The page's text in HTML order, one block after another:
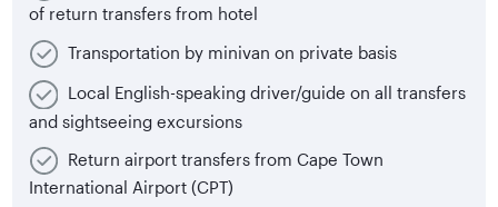
of return transfers from hotel
Transportation by minivan on private basis
Local English-speaking driver/guide on all transfers
and sightseeing excursions
Return airport transfers from Cape Town
International Airport (CPT)